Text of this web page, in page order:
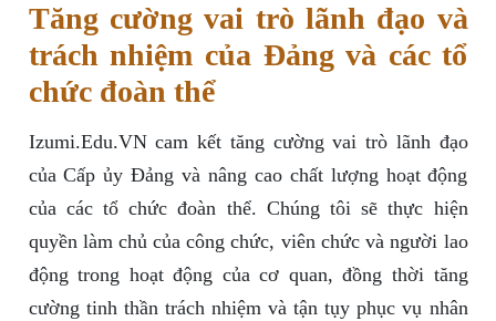
Tăng cường vai trò lãnh đạo và
trách nhiệm của Đảng và các tổ
chức đoàn thể
Izumi.Edu.VN cam kết tăng cường vai trò lãnh đạo
của Cấp ủy Đảng và nâng cao chất lượng hoạt động
của các tổ chức đoàn thể. Chúng tôi sẽ thực hiện
quyền làm chủ của công chức, viên chức và người lao
động trong hoạt động của cơ quan, đồng thời tăng
cường tinh thần trách nhiệm và tận tụy phục vụ nhân